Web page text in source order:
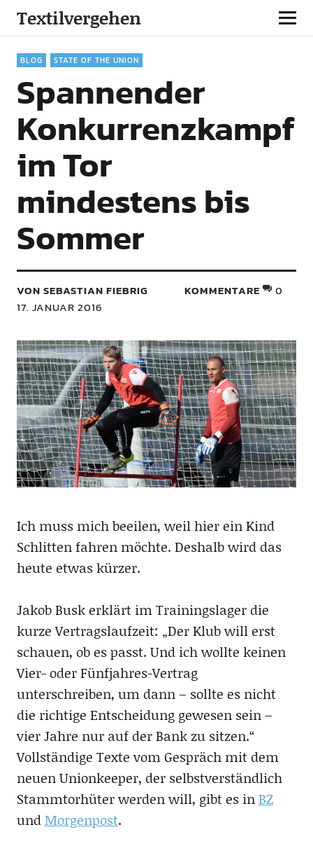
Textilvergehen
BLOG STATE OF THE UNION
Spannender
Konkurrenzkampf
im Tor
mindestens bis
Sommer
VON SEBASTIAN FIEBRIG
17. JANUAR 2016
KOMMENTARE 0
Ich muss mich beeilen, weil hier ein Kind
Schlitten fahren möchte. Deshalb wird das
heute etwas kürzer.
Jakob Busk erklärt im Trainingslager die
kurze Vertragslaufzeit: „Der Klub will erst
schauen, ob es passt. Und ich wollte keinen
Vier- oder Fünfjahres-Vertrag
unterschreiben, um dann – sollte es nicht
die richtige Entscheidung gewesen sein –
vier Jahre nur auf der Bank zu sitzen.“
Vollständige Texte vom Gespräch mit dem
neuen Unionkeeper, der selbstverständlich
Stammtorhüter werden will, gibt es inBZ
undMorgenpost.